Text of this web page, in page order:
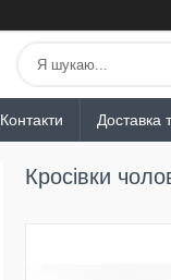
Контакти Доставка
Кросівки